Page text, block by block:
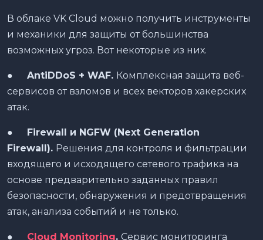
В облаке VK Cloud можно получить инструменты
и механики для защиты от большинства
возможных угроз. Вот некоторые из них.
● AntiDDoS + WAF. Комплексная защита веб-
сервисов от взломов и всех векторов хакерских
атак.
● Firewall и NGFW (Next Generation
Firewall). Решения для контроля и фильтрации
входящего и исходящего сетевого трафика на
основе предварительно заданных правил
безопасности, обнаружения и предотвращения
атак, анализа событий и не только.
● Cloud Monitoring. Сервис мониторинга